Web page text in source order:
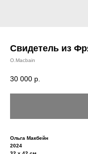
Свидетель из
O.Macbain
30 000 р.
Ольга Макбейн
2024